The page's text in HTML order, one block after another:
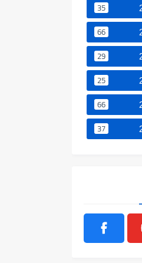
35
66
29
25
66
37